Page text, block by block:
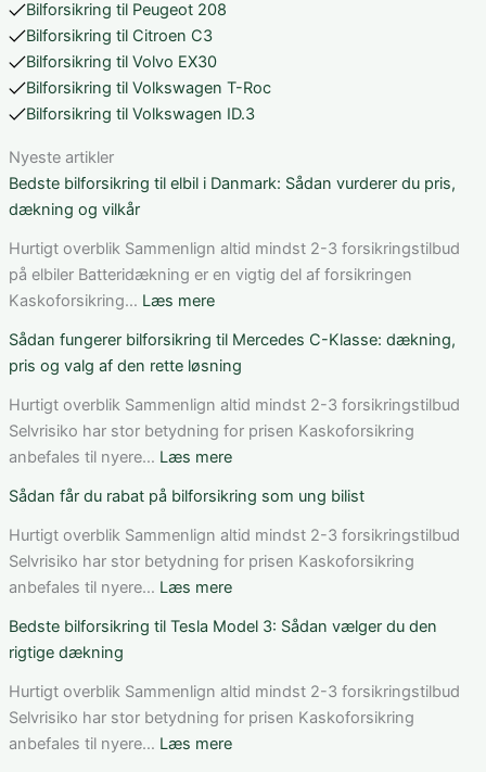
Bilforsikring til Peugeot 208
Bilforsikring til Citroen C3
Bilforsikring til Volvo EX30
Bilforsikring til Volkswagen T-Roc
Bilforsikring til Volkswagen ID.3
Nyeste artikler
Bedste bilforsikring til elbil i Danmark: Sådan vurderer du pris,
dækning og vilkår
Hurtigt overblik Sammenlign altid mindst 2-3 forsikringstilbud
på elbiler Batteridækning er en vigtig del af forsikringen
Kaskoforsikring… Læs mere:
bilforsikring
til
elbil
i
Danmark:
vurderer
du
pris,
dækning
vilkår
Sådan fungerer bilforsikring til Mercedes C-Klasse: dækning,
pris og valg af den rette løsning
Hurtigt overblik Sammenlign altid mindst 2-3 forsikringstilbud
Selvrisiko har stor betydning for prisen Kaskoforsikring
anbefales til nyere… Læs mere:
fungerer
bilforsikring
til
Mercedes
Klasse:
pris
og
valg
Sådan får du rabat på bilforsikring som ung bilist
Hurtigt overblik Sammenlign altid mindst 2-3 forsikringstilbud
Selvrisiko har stor betydning for prisen Kaskoforsikring
anbefales til nyere… Læs mere:
får
rabat
på
bilforsikring
Bedste bilforsikring til Tesla Model 3: Sådan vælger du den
rigtige dækning
Hurtigt overblik Sammenlign altid mindst 2-3 forsikringstilbud
Selvrisiko har stor betydning for prisen Kaskoforsikring
anbefales til nyere… Læs mere: